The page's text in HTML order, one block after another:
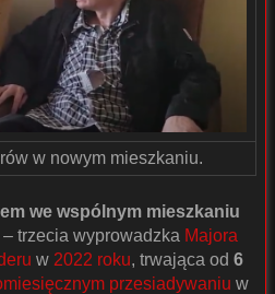
w nowym mieszkaniu.
we wspólnym mieszkaniu
– trzecia wyprowadzka Majora
w 2022 roku, trwająca od 6
przesiadywaniu w